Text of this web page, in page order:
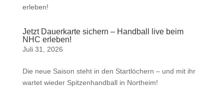
Jetzt Dauerkarte sichern – Handball live beim
NHC erleben!
Juli 31, 2026
Die neue Saison steht in den Startlöchern – und mit ihr
wartet wieder Spitzenhandball in Northeim!